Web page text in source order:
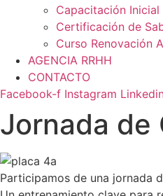
Capacitación
Certificación de
Curso Renovación
AGENCIA RRHH
CONTACTO
Facebook-f Instagram
Jornada de
Participamos de una jornada